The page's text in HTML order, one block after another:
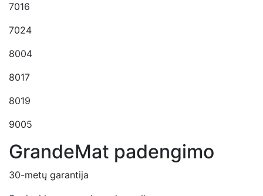
7016
7024
8004
8017
8019
9005
GrandeMat padengimo
30-metų garantija